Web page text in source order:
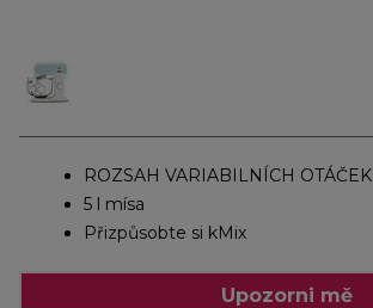
ROZSAH VARIABILNÍCH OTÁČEK
5 l mísa
Přizpůsobte si kMix
Upozorni mě